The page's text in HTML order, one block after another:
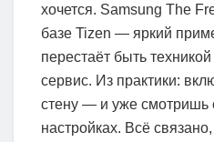
хочется. Samsung The
базе Tizen — яркий
перестаёт быть
сервис. Из практики:
стену — и уже смотришь
настройках. Всё